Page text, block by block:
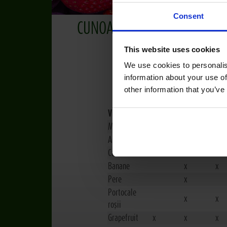
Consent
This website uses cookies
We use cookies to
information about your use
other information that
CUNOAȘTEREA FRUCTELOR
Vitamina
Mere
Ananas
Caise
Banane
x x
Pere
x
Portocale
roșii
x x
Grapefruit
x x x